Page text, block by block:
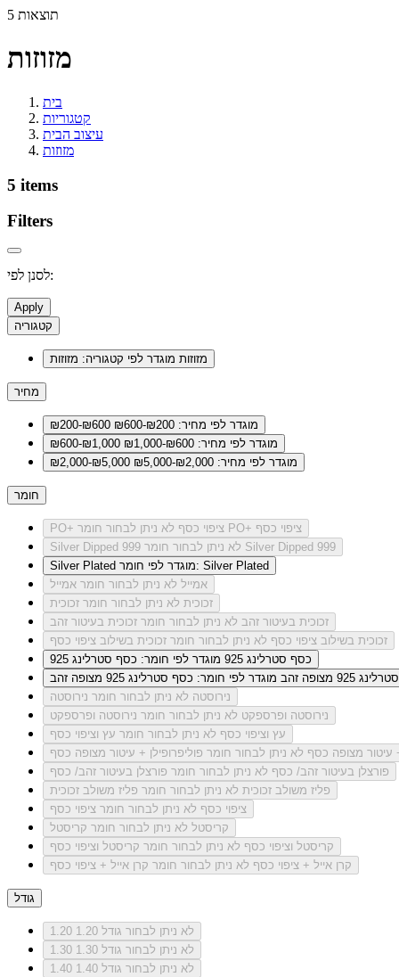
5 תוצאות
מזוזות
בית
קטגוריות
עיצוב הבית
מזוזות
5 items
Filters
לסנן לפי:
Apply
קטגוריה
מזוזות מוגדר לפי קטגוריה: מזוזות
מחיר
₪200-₪600
מוגדר לפי מחיר: ₪200-₪600
₪600-₪1,000
מוגדר לפי מחיר: ₪600-₪1,000
₪2,000-₪5,000
מוגדר לפי מחיר: ₪2,000-₪5,000
חומר
PO+ ציפוי כסף
לא ניתן לבחור חומר PO+ ציפוי כסף
Silver Dipped 999
לא ניתן לבחור חומר Silver Dipped 999
Silver Plated
מוגדר לפי חומר: Silver Plated
אמייל לא ניתן לבחור חומר אמייל
זכוכית לא ניתן לבחור חומר זכוכית
זכוכית בעיטור זהב לא ניתן לבחור חומר זכוכית בעיטור זהב
זכוכית בשילוב ציפוי כסף לא ניתן לבחור חומר זכוכית בשילוב ציפוי כסף
כסף סטרלינג 925
מוגדר לפי חומר: כסף סטרלינג 925
925 מצופה זהב
מוגדר לפי חומר: כסף סטרלינג 925 מצופה זהב
נירוסטה לא ניתן לבחור חומר נירוסטה
נירוסטה ופרספקט לא ניתן לבחור חומר נירוסטה ופרספקט
עץ וציפוי כסף לא ניתן לבחור חומר עץ וציפוי כסף
עיטור מצופה כסף לא ניתן לבחור חומר פוליפרופילן + עיטור מצופה כסף
פורצלן בעיטור זהב/ כסף לא ניתן לבחור חומר פורצלן בעיטור זהב/ כסף
פליז משולב זכוכית לא ניתן לבחור חומר פליז משולב זכוכית
ציפוי כסף לא ניתן לבחור חומר ציפוי כסף
קריסטל לא ניתן לבחור חומר קריסטל
קריסטל וציפוי כסף לא ניתן לבחור חומר קריסטל וציפוי כסף
קרן אייל + ציפוי כסף לא ניתן לבחור חומר קרן אייל + ציפוי כסף
גודל
1.20
לא ניתן לבחור גודל 1.20
1.30
לא ניתן לבחור גודל 1.30
1.40
לא ניתן לבחור גודל 1.40